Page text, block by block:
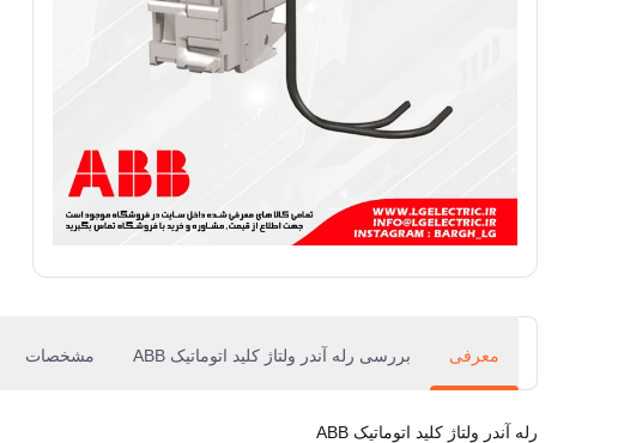
معرفی بررسی رله آندر ولتاژ کلید اتوماتیک ABB مشخصات
رله آندر ولتاژ کلید اتوماتیک ABB